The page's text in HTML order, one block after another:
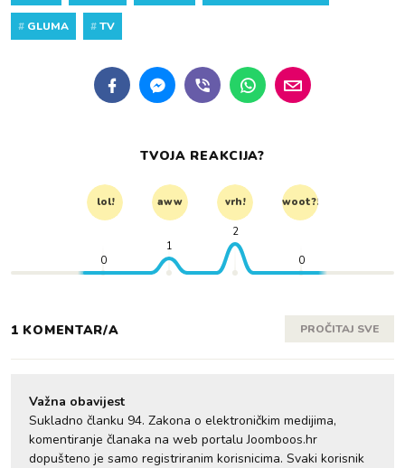
# GLUMA #TV
TVOJA REAKCIJA?
lol! aww vrh! woot?!
0
1
2
0
1 KOMENTAR/A PROČITAJ SVE
Važna obavijest
Sukladno članku 94. Zakona o elektroničkim medijima,
komentiranje članaka na web portalu Joomboos.hr
dopušteno je samo registriranim korisnicima. Svaki korisnik